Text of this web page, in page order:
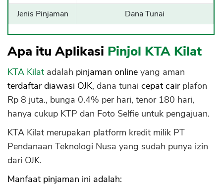
Jenis Pinjaman Dana Tunai
Apa itu Aplikasi Pinjol KTA Kilat
KTA Kilat adalah pinjaman online yang aman
terdaftar diawasi OJK, dana tunai cepat cairplafon
Rp 8 juta., bunga 0.4% per hari, tenor 180 hari,
hanya cukup KTP dan Foto Selfie untuk pengajuan.
KTA Kilat merupakan platform kredit milik PT
Pendanaan Teknologi Nusa yang sudah punya izin
dari OJK.
Manfaat pinjaman ini adalah: